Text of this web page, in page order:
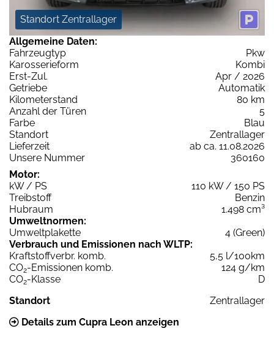
Standort Zentrallager
Allgemeine Daten:
Fahrzeugtyp
Pkw
Karosserieform
Kombi
Erst-Zul.
Apr / 2026
Getriebe
Automatik
Kilometerstand
80 km
Anzahl der Türen
5
Farbe
Blau
Standort
Zentrallager
Lieferzeit
ab ca. 11.08.2026
Unsere Nummer
360160
Motor:
kW / PS
110 kW / 150 PS
Treibstoff
Benzin
Hubraum
1.498 cm³
Umweltnormen:
Umweltplakette
4 (Green)
Verbrauch und Emissionen nach WLTP:
Kraftstoffverbr. komb.
5,5 l/100km
CO2-Emissionen komb.
124 g/km
CO2-Klasse
D
Standort
Zentrallager
Details zum Cupra Leon anzeigen